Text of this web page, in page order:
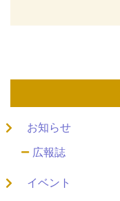
お知らせ
広報誌
イベント